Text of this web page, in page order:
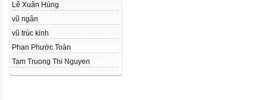
Lê Xuân Hùng
vũ ngân
vũ trúc kinh
Phan Phước Toán
Tam Truong Thi Nguyen